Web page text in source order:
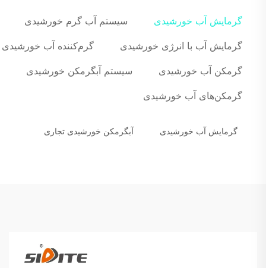
گرمایش آب خورشیدی سیستم آب گرم خورشیدی
گرمایش آب با انرژی خورشیدی گرم‌کننده آب خورشیدی
گرمکن آب خورشیدی سیستم آبگرمکن خورشیدی
گرمکن‌های آب خورشیدی
گرمایش آب خورشیدی آبگرمکن خورشیدی تجاری